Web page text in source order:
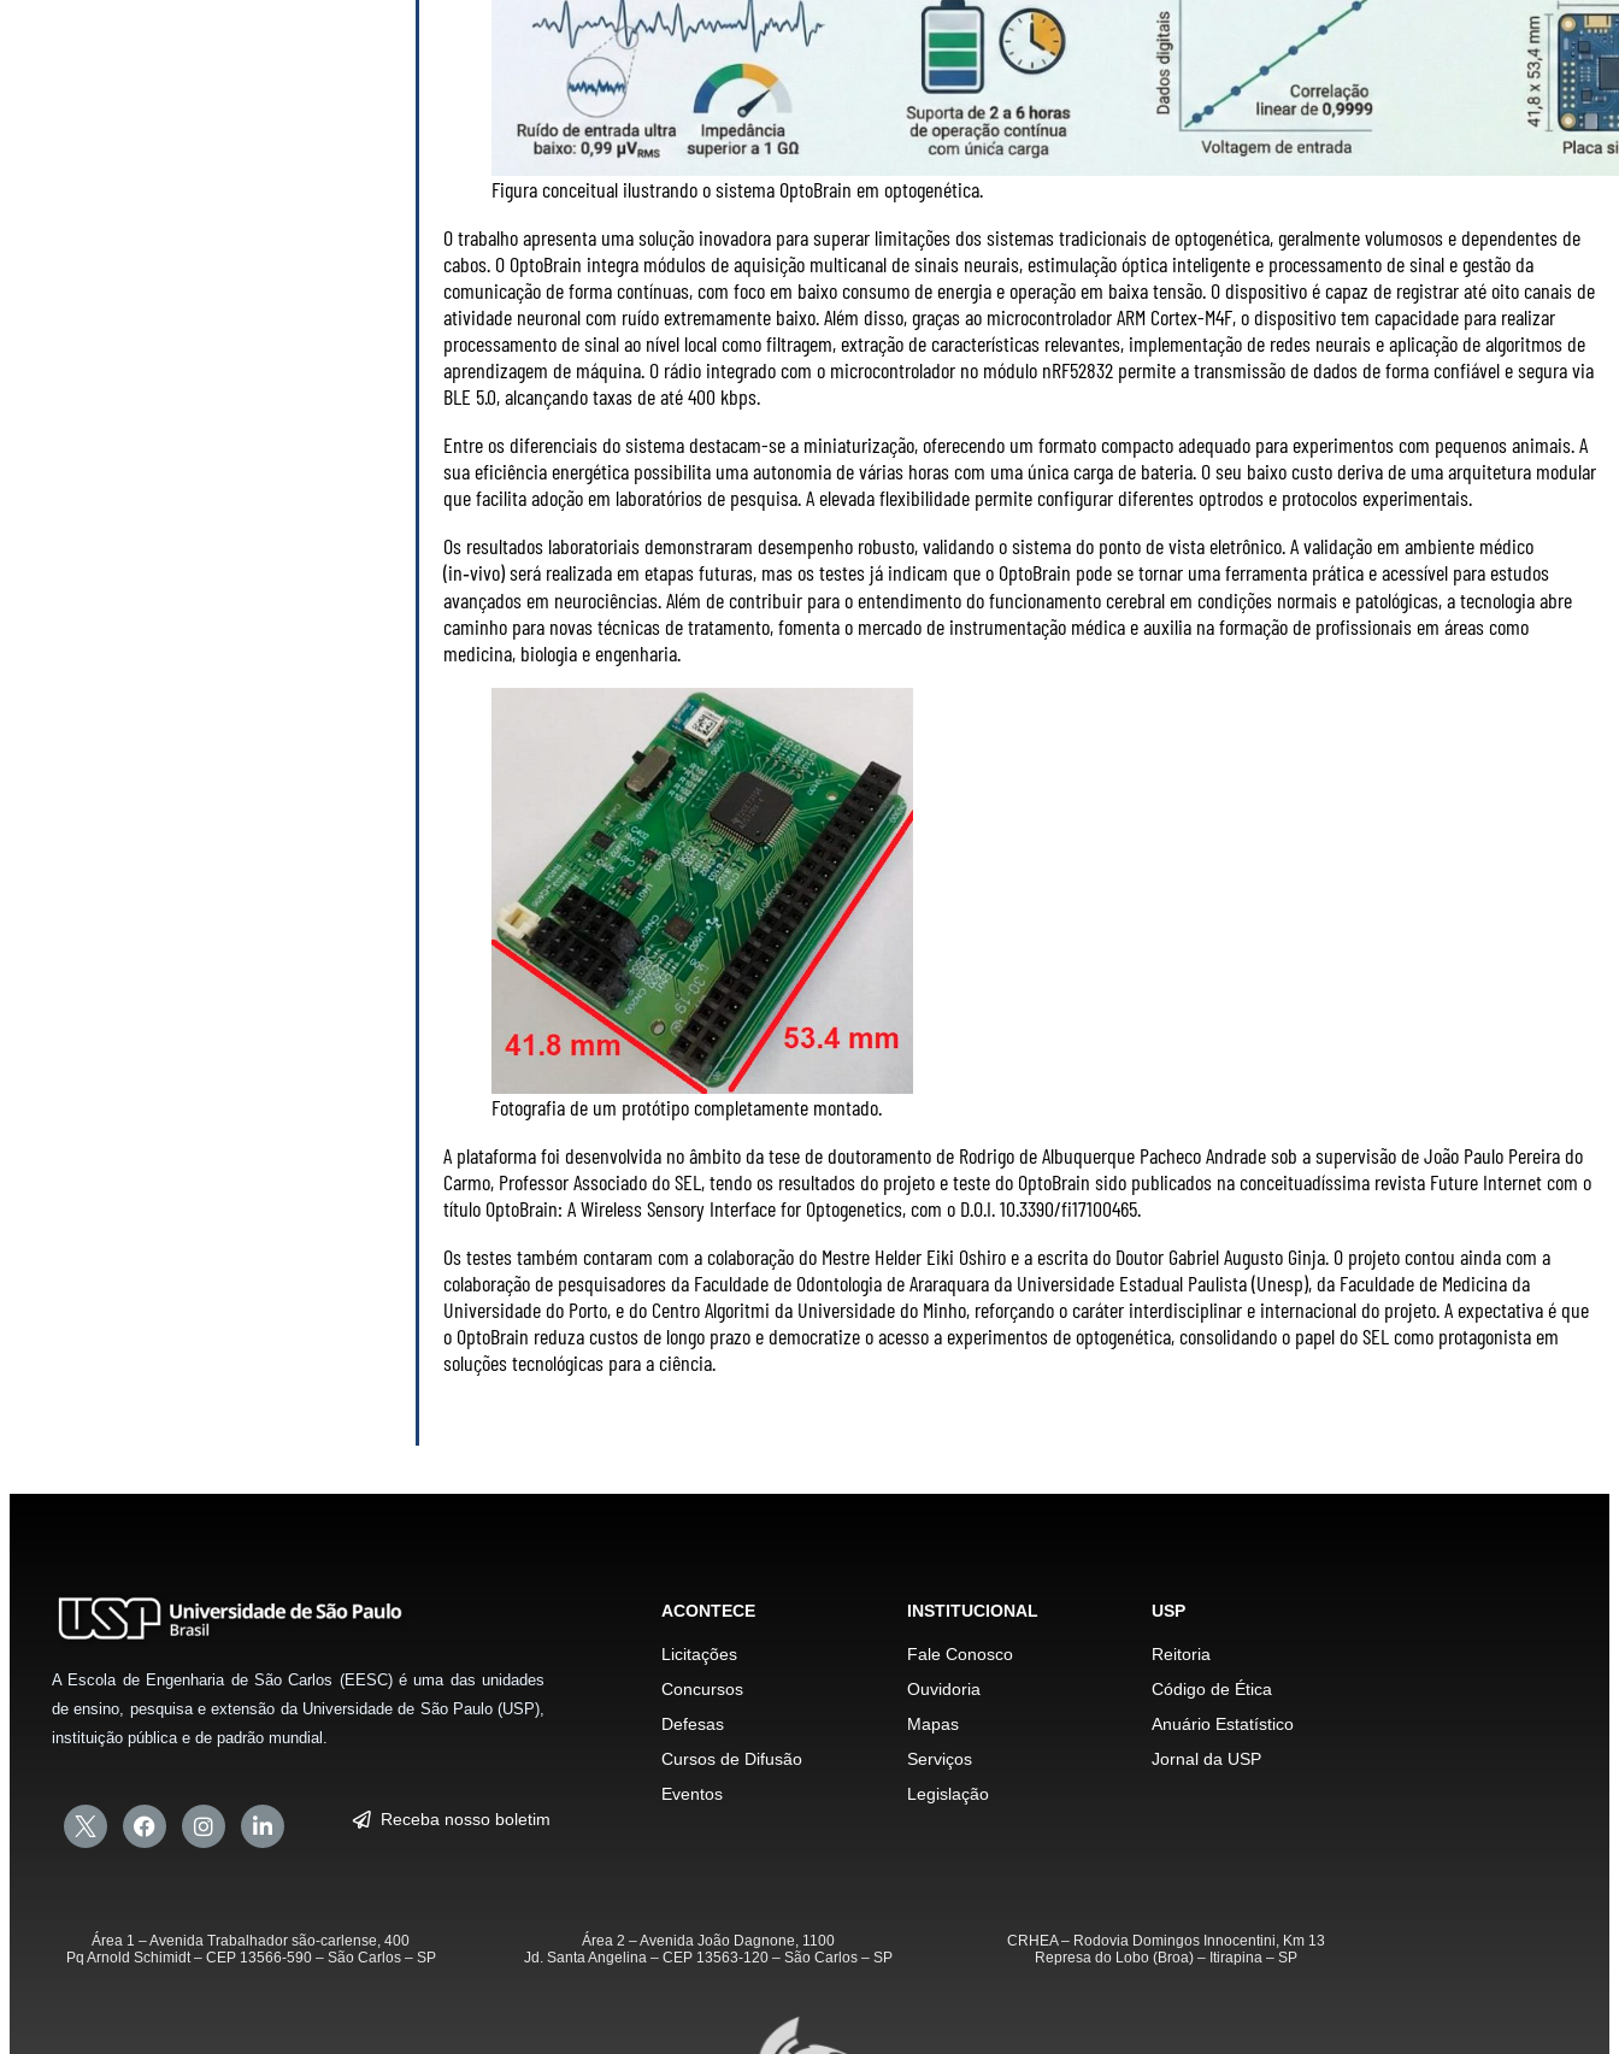
Figura conceitual ilustrando o sistema OptoBrain em optogenética.
O trabalho apresenta uma solução inovadora para superar limitações dos sistemas tradicionais de optogenética, geralmente volumosos e dependentes de
cabos. O OptoBrain integra módulos de aquisição multicanal de sinais neurais, estimulação óptica inteligente e processamento de sinal e gestão da
comunicação de forma contínuas, com foco em baixo consumo de energia e operação em baixa tensão. O dispositivo é capaz de registrar até oito canais de
atividade neuronal com ruído extremamente baixo. Além disso, graças ao microcontrolador ARM Cortex-M4F, o dispositivo tem capacidade para realizar
processamento de sinal ao nível local como filtragem, extração de características relevantes, implementação de redes neurais e aplicação de algoritmos de
aprendizagem de máquina. O rádio integrado com o microcontrolador no módulo nRF52832 permite a transmissão de dados de forma confiável e segura via
BLE 5.0, alcançando taxas de até 400 kbps.
Entre os diferenciais do sistema destacam-se a miniaturização, oferecendo um formato compacto adequado para experimentos com pequenos animais. A
sua eficiência energética possibilita uma autonomia de várias horas com uma única carga de bateria. O seu baixo custo deriva de uma arquitetura modular
que facilita adoção em laboratórios de pesquisa. A elevada flexibilidade permite configurar diferentes optrodos e protocolos experimentais.
Os resultados laboratoriais demonstraram desempenho robusto, validando o sistema do ponto de vista eletrônico. A validação em ambiente médico
(in‑vivo) será realizada em etapas futuras, mas os testes já indicam que o OptoBrain pode se tornar uma ferramenta prática e acessível para estudos
avançados em neurociências. Além de contribuir para o entendimento do funcionamento cerebral em condições normais e patológicas, a tecnologia abre
caminho para novas técnicas de tratamento, fomenta o mercado de instrumentação médica e auxilia na formação de profissionais em áreas como
medicina, biologia e engenharia.
Fotografia de um protótipo completamente montado.
A plataforma foi desenvolvida no âmbito da tese de doutoramento de Rodrigo de Albuquerque Pacheco Andrade sob a supervisão de João Paulo Pereira do
Carmo, Professor Associado do SEL, tendo os resultados do projeto e teste do OptoBrain sido publicados na conceituadíssima revista Future Internet com o
título OptoBrain: A Wireless Sensory Interface for Optogenetics, com o D.O.I. 10.3390/fi17100465.
Os testes também contaram com a colaboração do Mestre Helder Eiki Oshiro e a escrita do Doutor Gabriel Augusto Ginja. O projeto contou ainda com a
colaboração de pesquisadores da Faculdade de Odontologia de Araraquara da Universidade Estadual Paulista (Unesp), da Faculdade de Medicina da
Universidade do Porto, e do Centro Algoritmi da Universidade do Minho, reforçando o caráter interdisciplinar e internacional do projeto. A expectativa é que
o OptoBrain reduza custos de longo prazo e democratize o acesso a experimentos de optogenética, consolidando o papel do SEL como protagonista em
soluções tecnológicas para a ciência.
A Escola de Engenharia de São Carlos (EESC) é uma das unidades
de ensino, pesquisa e extensão da Universidade de São Paulo (USP),
instituição pública e de padrão mundial.
Receba nosso boletim
ACONTECE
Licitações
Concursos
Defesas
Cursos de Difusão
Eventos
INSTITUCIONAL
Fale Conosco
Ouvidoria
Mapas
Serviços
Legislação
USP
Reitoria
Código de Ética
Anuário Estatístico
Jornal da USP
Área 1 – Avenida Trabalhador são-carlense, 400
Pq Arnold Schimidt – CEP 13566-590 – São Carlos – SP
Área 2 – Avenida João Dagnone, 1100
Jd. Santa Angelina – CEP 13563-120 – São Carlos – SP
CRHEA – Rodovia Domingos Innocentini, Km 13
Represa do Lobo (Broa) – Itirapina – SP